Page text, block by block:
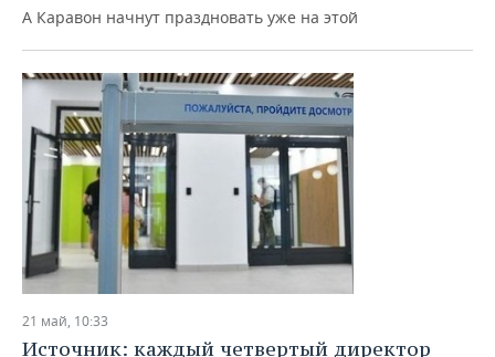
А Каравон начнут праздновать уже на этой
21 май, 10:33
Источник: каждый четвертый директор